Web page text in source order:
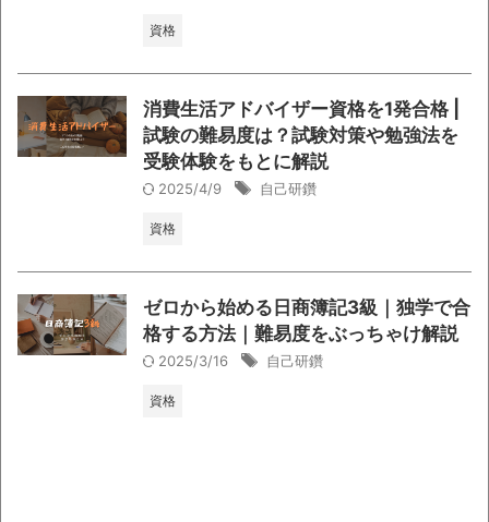
資格
消費生活アドバイザー資格を1発合格 |
試験の難易度は？試験対策や勉強法を
受験体験をもとに解説
2025/4/9 自己研鑽
資格
ゼロから始める日商簿記3級｜独学で合
格する方法｜難易度をぶっちゃけ解説
2025/3/16 自己研鑽
資格